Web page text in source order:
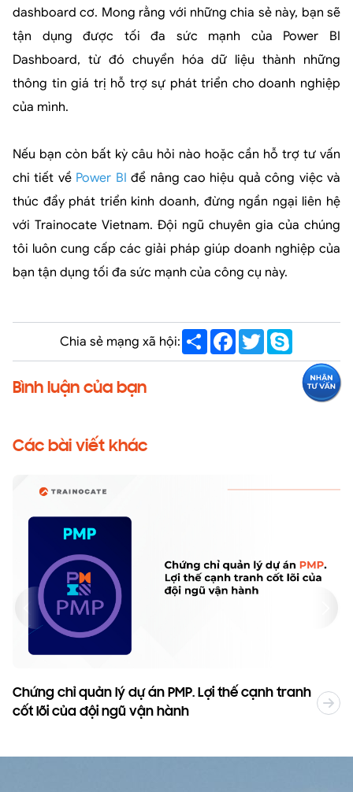
dashboard cơ. Mong rằng với những chia sẻ này, bạn sẽ
tận dụng được tối đa sức mạnh của Power BI
Dashboard, từ đó chuyển hóa dữ liệu thành những
thông tin giá trị hỗ trợ sự phát triển cho doanh nghiệp
của mình.
Nếu bạn còn bất kỳ câu hỏi nào hoặc cần hỗ trợ tư vấn
chi tiết về Power BI để nâng cao hiệu quả công việc và
thúc đẩy phát triển kinh doanh, đừng ngần ngại liên hệ
với Trainocate Vietnam. Đội ngũ chuyên gia của chúng
tôi luôn cung cấp các giải pháp giúp doanh nghiệp của
bạn tận dụng tối đa sức mạnh của công cụ này.
Chia sẻ mạng xã hội: ShareFacebook
TwitterSkype
Bình luận của bạn
Các bài viết khác
Chứng chỉ quản lý dự án PMP. Lợi thế cạnh tranh
cốt lõi của đội ngũ vận hành